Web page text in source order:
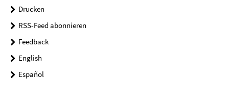
Drucken
RSS-Feed abonnieren
Feedback
English
Español